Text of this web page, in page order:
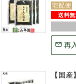
宅配便
再
【国